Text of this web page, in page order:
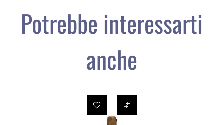
Potrebbe interessarti
anche